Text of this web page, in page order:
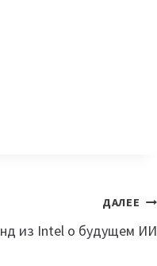
ДАЛЕЕ
из Intel о будущем ИИ